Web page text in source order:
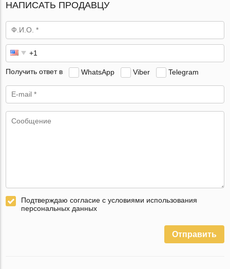
НАПИСАТЬ ПРОДАВЦУ
Получить ответ в WhatsApp Viber Telegram
Подтверждаю согласие с условиями использования
персональных данных
Отправить